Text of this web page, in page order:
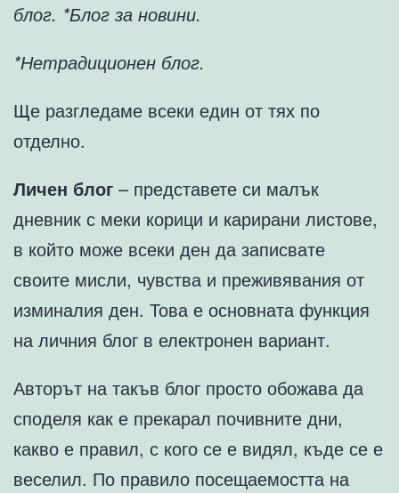
блог. *Блог за новини.
*Нетрадиционен блог.
Ще разгледаме всеки един от тях по
отделно.
Личен блог – представете си малък
дневник с меки корици и карирани листове,
в който може всеки ден да записвате
своите мисли, чувства и преживявания от
изминалия ден. Това е основната функция
на личния блог в електронен вариант.
Авторът на такъв блог просто обожава да
споделя как е прекарал почивните дни,
какво е правил, с кого се е видял, къде се е
веселил. По правило посещаемостта на